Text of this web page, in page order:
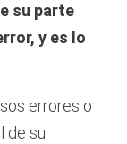
su parte
y es lo
errores o
de su